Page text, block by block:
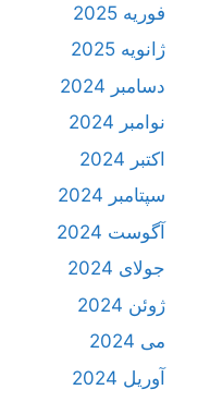
فوریه 2025
ژانویه 2025
دسامبر 2024
نوامبر 2024
اکتبر 2024
سپتامبر 2024
آگوست 2024
جولای 2024
ژوئن 2024
می 2024
آوریل 2024